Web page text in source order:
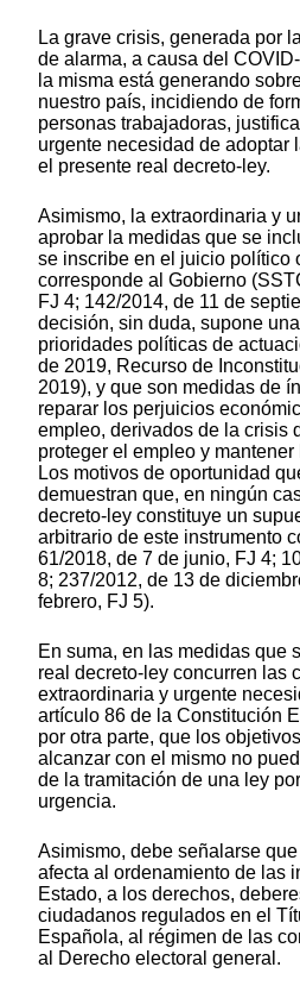
La grave crisis, generada por
de alarma, a causa del
la misma está generando
nuestro país, incidiendo de
personas trabajadoras,
urgente necesidad de adoptar
el presente real decreto-ley.
Asimismo, la extraordinaria y
aprobar la medidas que se
se inscribe en el juicio político
corresponde al Gobierno
FJ 4; 142/2014, de 11 de
decisión, sin duda, supone
prioridades políticas de
de 2019, Recurso de
2019), y que son medidas de
reparar los perjuicios
empleo, derivados de la crisis
proteger el empleo y
Los motivos de oportunidad
demuestran que, en ningún
decreto-ley constituye un
arbitrario de este instrumento
61/2018, de 7 de junio, FJ 4;
8; 237/2012, de 13 de
febrero, FJ 5).
En suma, en las medidas que
real decreto-ley concurren las
extraordinaria y urgente
artículo 86 de la Constitución
por otra parte, que los
alcanzar con el mismo no
de la tramitación de una ley
urgencia.
Asimismo, debe señalarse
afecta al ordenamiento de las
Estado, a los derechos,
ciudadanos regulados en el
Española, al régimen de las
al Derecho electoral general.